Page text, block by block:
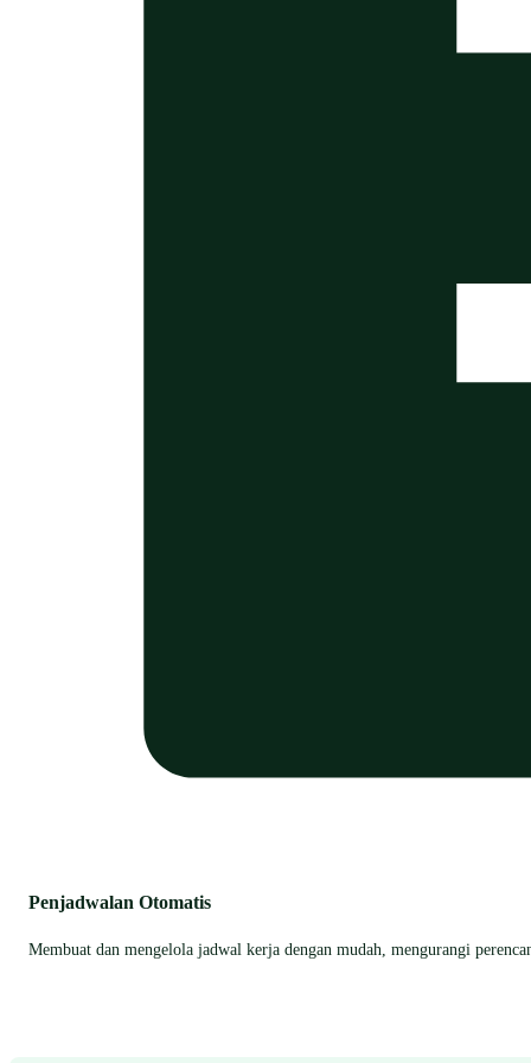
Penjadwalan Otomatis
Membuat dan mengelola jadwal kerja dengan mudah, mengurangi